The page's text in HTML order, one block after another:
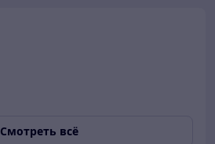
Смотреть всё